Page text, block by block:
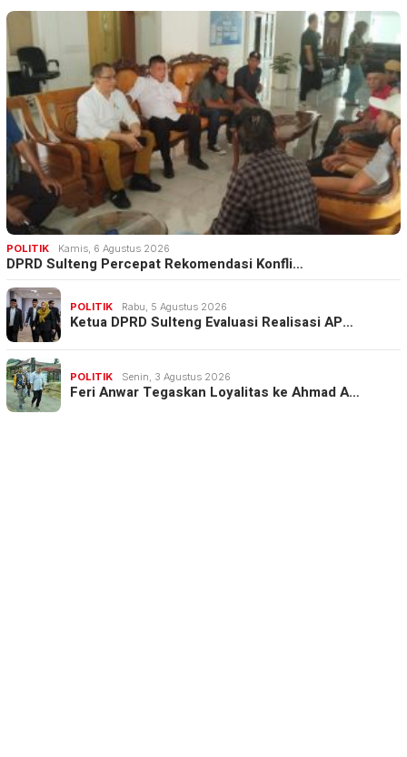
POLITIK Kamis, 6 Agustus 2026
DPRD Sulteng Percepat Rekomendasi Konfli…
POLITIK Rabu, 5 Agustus 2026
Ketua DPRD Sulteng Evaluasi Realisasi AP…
POLITIK Senin, 3 Agustus 2026
Feri Anwar Tegaskan Loyalitas ke Ahmad A…